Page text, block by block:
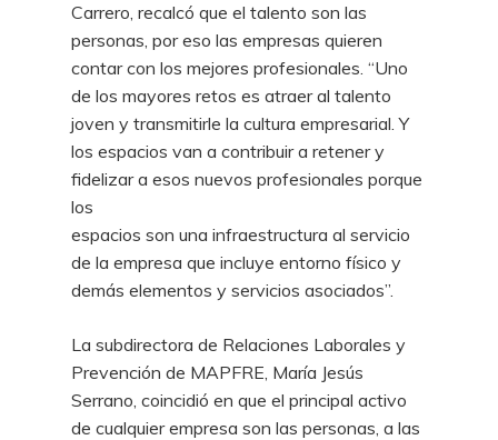
Carrero, recalcó que el talento son las
personas, por eso las empresas quieren
contar con los mejores profesionales. “Uno
de los mayores retos es atraer al talento
joven y transmitirle la cultura empresarial. Y
los espacios van a contribuir a retener y
fidelizar a esos nuevos profesionales porque
los
espacios son una infraestructura al servicio
de la empresa que incluye entorno físico y
demás elementos y servicios asociados”.
La subdirectora de Relaciones Laborales y
Prevención de MAPFRE, María Jesús
Serrano, coincidió en que el principal activo
de cualquier empresa son las personas, a las